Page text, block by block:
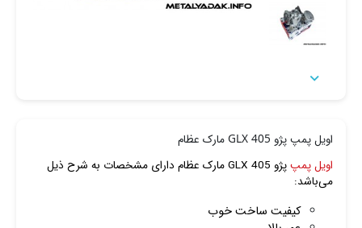

اویل پمپ پژو 405 GLX مارک عظام
اویل پمپ
پژو 405 GLX مارک عظام دارای مشخصات به شرح ذیل
می‌باشد:
کیفیت ساخت خوب